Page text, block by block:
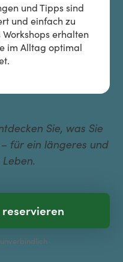
und Tipps sind
und einfach zu
erhalten
im Alltag optimal
Sie, was Sie
für ein längeres und